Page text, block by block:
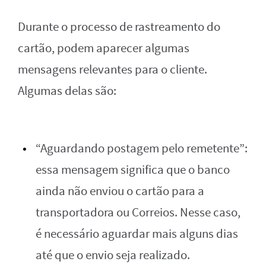
Durante o processo de rastreamento do
cartão, podem aparecer algumas
mensagens relevantes para o cliente.
Algumas delas são:
“Aguardando postagem pelo remetente”:
essa mensagem significa que o banco
ainda não enviou o cartão para a
transportadora ou Correios. Nesse caso,
é necessário aguardar mais alguns dias
até que o envio seja realizado.